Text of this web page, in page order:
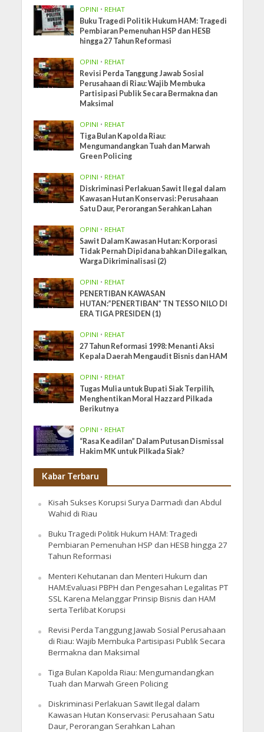
OPINI • REHAT
Buku Tragedi Politik Hukum HAM: Tragedi
Pembiaran Pemenuhan HSP dan HESB
hingga 27 Tahun Reformasi
OPINI • REHAT
Revisi Perda Tanggung Jawab Sosial
Perusahaan di Riau: Wajib Membuka
Partisipasi Publik Secara Bermakna dan
Maksimal
OPINI • REHAT
Tiga Bulan Kapolda Riau:
Mengumandangkan Tuah dan Marwah
Green Policing
OPINI • REHAT
Diskriminasi Perlakuan Sawit Ilegal dalam
Kawasan Hutan Konservasi: Perusahaan
Satu Daur, Perorangan Serahkan Lahan
OPINI • REHAT
Sawit Dalam Kawasan Hutan: Korporasi
Tidak Pernah Dipidana bahkan Dilegalkan,
Warga Dikriminalisasi (2)
OPINI • REHAT
PENERTIBAN KAWASAN
HUTAN:”PENERTIBAN” TN TESSO NILO DI
ERA TIGA PRESIDEN (1)
OPINI • REHAT
27 Tahun Reformasi 1998: Menanti Aksi
Kepala Daerah Mengaudit Bisnis dan HAM
OPINI • REHAT
Tugas Mulia untuk Bupati Siak Terpilih,
Menghentikan Moral Hazzard Pilkada
Berikutnya
OPINI • REHAT
“Rasa Keadilan” Dalam Putusan Dismissal
Hakim MK untuk Pilkada Siak?
Kabar Terbaru
Kisah Sukses Korupsi Surya Darmadi dan Abdul
Wahid di Riau
Buku Tragedi Politik Hukum HAM: Tragedi
Pembiaran Pemenuhan HSP dan HESB hingga 27
Tahun Reformasi
Menteri Kehutanan dan Menteri Hukum dan
HAM:Evaluasi PBPH dan Pengesahan Legalitas PT
SSL Karena Melanggar Prinsip Bisnis dan HAM
serta Terlibat Korupsi
Revisi Perda Tanggung Jawab Sosial Perusahaan
di Riau: Wajib Membuka Partisipasi Publik Secara
Bermakna dan Maksimal
Tiga Bulan Kapolda Riau: Mengumandangkan
Tuah dan Marwah Green Policing
Diskriminasi Perlakuan Sawit Ilegal dalam
Kawasan Hutan Konservasi: Perusahaan Satu
Daur, Perorangan Serahkan Lahan